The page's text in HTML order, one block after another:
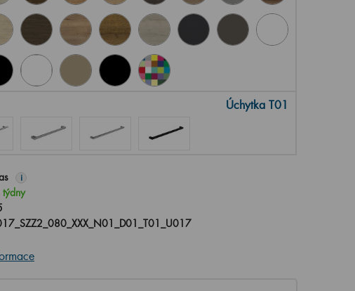
Úchytka T01
i